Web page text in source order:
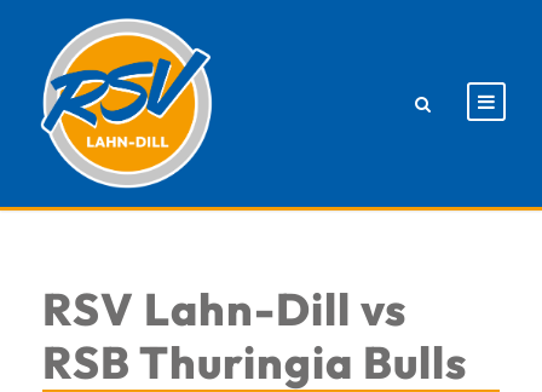
RSV Lahn-Dill vs
RSB Thuringia Bulls